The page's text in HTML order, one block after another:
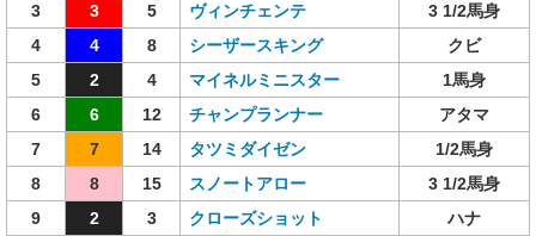
3
3 5 ヴィンチェンテ
3 1/2馬身
4
4 8 シーザースキング
クビ
5
2 4 マイネルミニスター
1馬身
6
6 12 チャンプランナー
アタマ
7
7 14 タツミダイゼン
1/2馬身
8
8 15 スノートアロー
3 1/2馬身
9
2 3 クローズショット
ハナ